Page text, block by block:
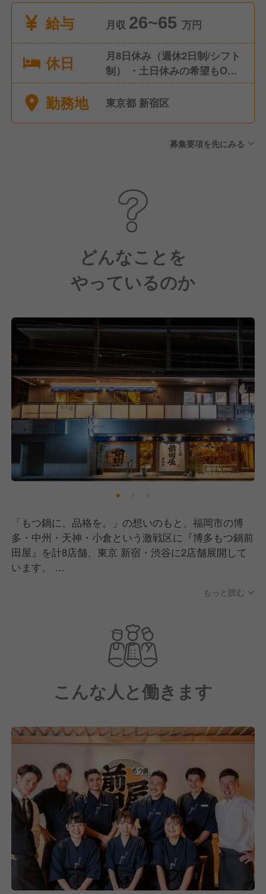
給与
月収 26~65 万円
休日
月8日休み（週休2日制/シフト
制） ・土日休みの希望もOK
・月1回、2連休あり ・有給休
暇 ・年末年始休暇（12月31日
勤務地 東京都 新宿区
募集要項を先にみる
どんなことを
やっているのか
「もつ鍋に、品格を。」の想いのもと、福岡市の博
多・中州・天神・小倉という激戦区に『博多もつ鍋前
田屋』を計8店舗、東京 新宿・渋谷に2店舗展開して
います。
鍋を提供すると共に、活造りやお寿司など旬の素材を
もっと読む
こんな人と働きます